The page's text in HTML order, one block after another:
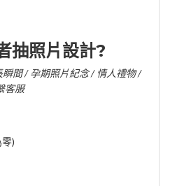
抽照片設計?
間 / 孕期照片紀念 / 情人禮物 /
客服
)